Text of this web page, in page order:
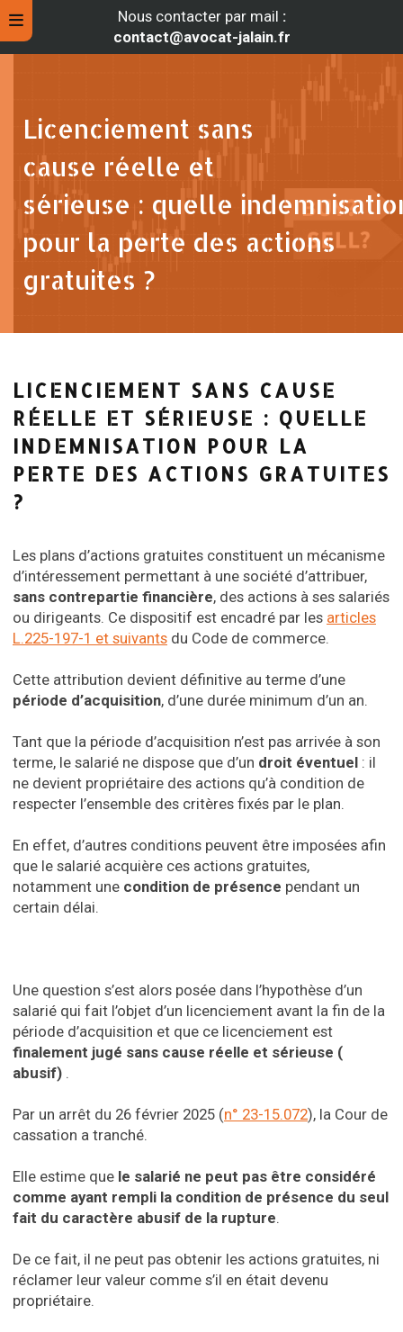
Nous contacter par mail :
contact@avocat-jalain.fr
Licenciement sans
cause réelle et
sérieuse : quelle
pour la perte des actions
gratuites ?
LICENCIEMENT SANS CAUSE
RÉELLE ET SÉRIEUSE : QUELLE
INDEMNISATION POUR LA
PERTE DES ACTIONS GRATUITES
?
Les plans d’actions gratuites constituent un mécanisme
d’intéressement permettant à une société d’attribuer,
sans contrepartie financière, des actions à ses salariés
ou dirigeants. Ce dispositif est encadré par les articles
L.225-197-1 et suivants du Code de commerce.
Cette attribution devient définitive au terme d’une
période d’acquisition, d’une durée minimum d’un an.
Tant que la période d’acquisition n’est pas arrivée à son
terme, le salarié ne dispose que d’un droit éventuel : il
ne devient propriétaire des actions qu’à condition de
respecter l’ensemble des critères fixés par le plan.
En effet, d’autres conditions peuvent être imposées afin
que le salarié acquière ces actions gratuites,
notamment une condition de présence pendant un
certain délai.
Une question s’est alors posée dans l’hypothèse d’un
salarié qui fait l’objet d’un licenciement avant la fin de la
période d’acquisition et que ce licenciement est
finalement jugé sans cause réelle et sérieuse (
abusif) .
Par un arrêt du 26 février 2025 (n° 23-15.072), la Cour de
cassation a tranché.
Elle estime que le salarié ne peut pas être considéré
comme ayant rempli la condition de présence du seul
fait du caractère abusif de la rupture.
De ce fait, il ne peut pas obtenir les actions gratuites, ni
réclamer leur valeur comme s’il en était devenu
propriétaire.